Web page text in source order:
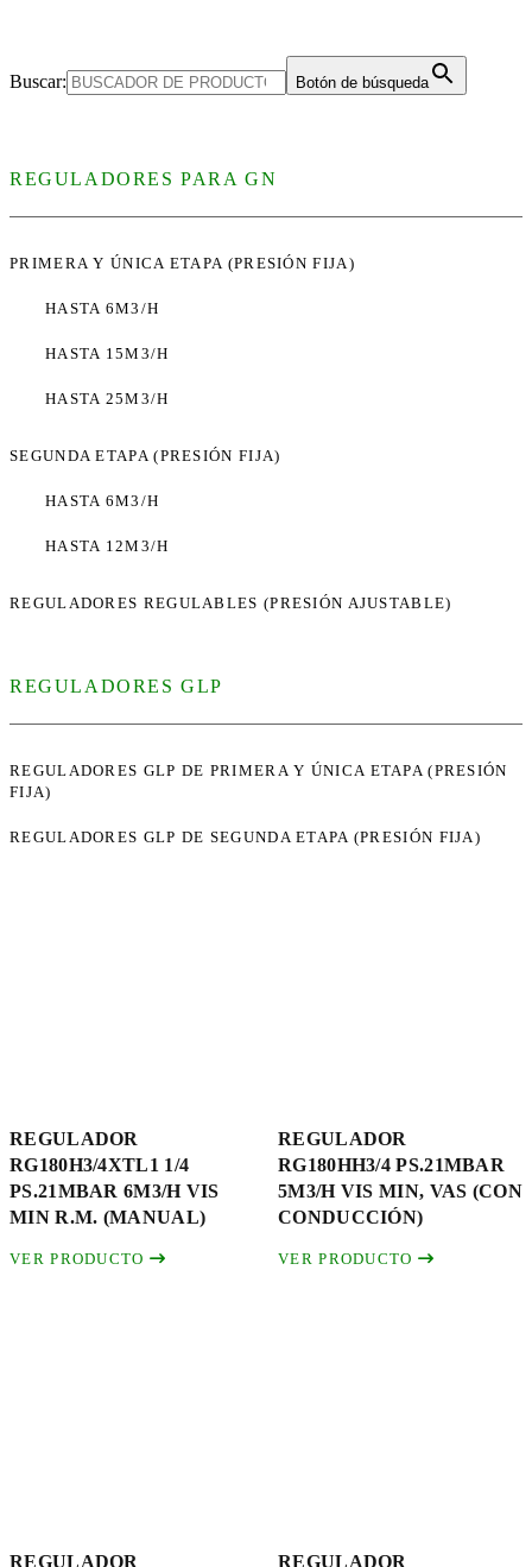
Buscar: Botón de búsqueda
REGULADORES PARA GN
PRIMERA Y ÚNICA ETAPA (PRESIÓN FIJA)
HASTA 6M3/H
HASTA 15M3/H
HASTA 25M3/H
SEGUNDA ETAPA (PRESIÓN FIJA)
HASTA 6M3/H
HASTA 12M3/H
REGULADORES REGULABLES (PRESIÓN AJUSTABLE)
REGULADORES GLP
REGULADORES GLP DE PRIMERA Y ÚNICA ETAPA (PRESIÓN
FIJA)
REGULADORES GLP DE SEGUNDA ETAPA (PRESIÓN FIJA)
REGULADOR
RG180H3/4XTL1 1/4
PS.21MBAR 6M3/H VIS
MIN R.M. (MANUAL)
VER PRODUCTO
REGULADOR
RG180HH3/4 PS.21MBAR
5M3/H VIS MIN, VAS (CON
CONDUCCIÓN)
VER PRODUCTO
REGULADOR REGULADOR